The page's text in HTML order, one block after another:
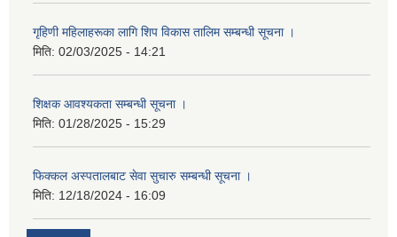
गृहिणी महिलाहरूका लागि शिप विकास तालिम सम्बन्धी सूचना ‌।
मिति: 02/03/2025 - 14:21
शिक्षक आवश्यकता सम्बन्धी सूचना ।
मिति: 01/28/2025 - 15:29
फिक्कल अस्पतालबाट सेवा सुचारु सम्बन्धी सूचना ।
मिति: 12/18/2024 - 16:09